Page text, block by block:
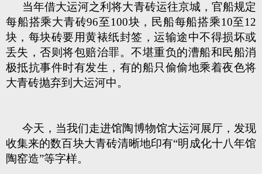
当年借大运河之利将大青砖运往京城，官船规定
每船搭乘大青砖96至100块，民船每船搭乘10至12
块，每块砖要用黄裱纸封签，运输途中不得损坏或
丢失，否则将包赔治罪。不堪重负的漕船和民船消
极抵抗事件时有发生，有的船只偷偷地乘着夜色将
大青砖抛弃到大运河中。
今天，当我们走进馆陶博物馆大运河展厅，发现
收集来的数百块大青砖清晰地印有“明成化十八年馆
陶窑造”等字样。